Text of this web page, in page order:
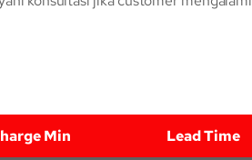
Min Lead Time